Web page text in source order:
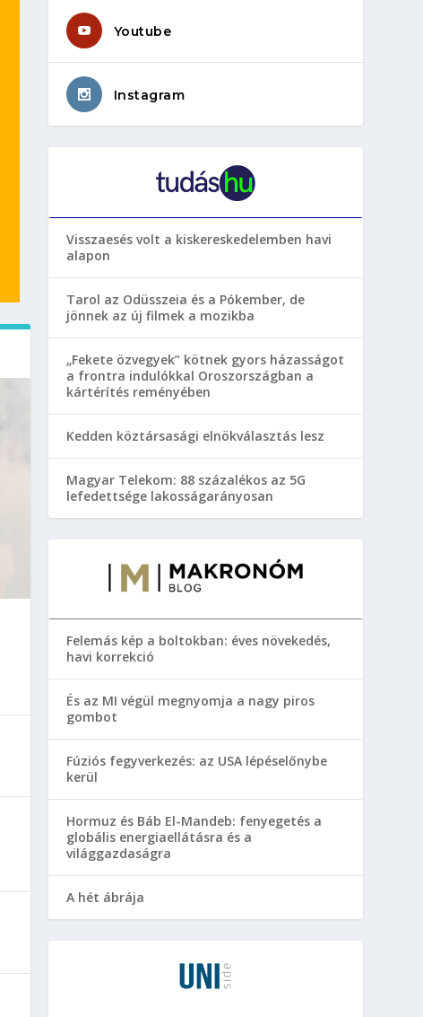
Youtube
Instagram
Visszaesés volt a kiskereskedelemben havi
alapon
Tarol az Odüsszeia és a Pókember, de
jönnek az új filmek a mozikba
„Fekete özvegyek” kötnek gyors házasságot
a frontra indulókkal Oroszországban a
kártérítés reményében
Kedden köztársasági elnökválasztás lesz
Magyar Telekom: 88 százalékos az 5G
lefedettsége lakosságarányosan
Felemás kép a boltokban: éves növekedés,
havi korrekció
És az MI végül megnyomja a nagy piros
gombot
Fúziós fegyverkezés: az USA lépéselőnybe
kerül
Hormuz és Báb El-Mandeb: fenyegetés a
globális energiaellátásra és a
világgazdaságra
A hét ábrája